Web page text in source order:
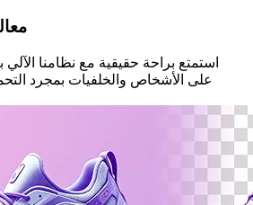
استمتع براحة حقيقية مع نظامنا الآلي
على الأشخاص والخلفيات بمجرد